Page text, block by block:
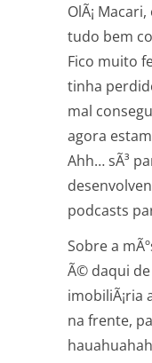
OlÃ¡
tudo bem
Fico muito
tinha
mal
agora
Ahh… sÃ³
podcasts
Sobre a
Ã© daqui
imobiliÃ¡ria
na frente,